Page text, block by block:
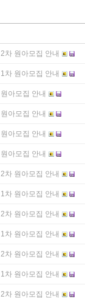
차 원아모집 안내
차 원아모집 안내
아모집 안내
아모집 안내
아모집 안내
아모집 안내
차 원아모집 안내
차 원아모집 안내
차 원아모집 안내
차 원아모집 안내
차 원아모집 안내
차 원아모집 안내
차 원아모집 안내